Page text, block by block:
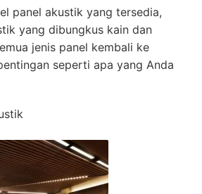
panel akustik yang tersedia,
yang dibungkus kain dan
jenis panel kembali ke
seperti apa yang Anda